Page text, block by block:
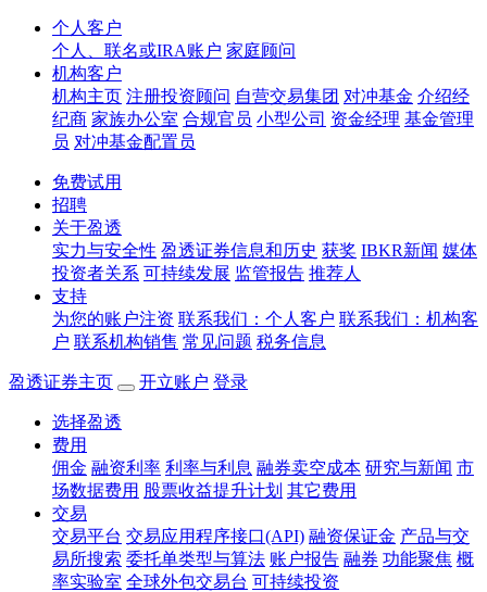
个人客户
个人、联名或IRA账户 家庭顾问
机构客户
机构主页 注册投资顾问 自营交易集团 对冲基金 介绍经
纪商 家族办公室 合规官员 小型公司 资金经理 基金管理
员 对冲基金配置员
免费试用
招聘
关于盈透
实力与安全性 盈透证券信息和历史 获奖 IBKR新闻 媒体
投资者关系 可持续发展 监管报告 推荐人
支持
为您的账户注资 联系我们：个人客户 联系我们：机构客
户 联系机构销售 常见问题 税务信息
盈透证券主页 开立账户 登录
选择盈透
费用
佣金 融资利率 利率与利息 融券卖空成本 研究与新闻 市
场数据费用 股票收益提升计划 其它费用
交易
交易平台 交易应用程序接口(API) 融资保证金 产品与交
易所搜索 委托单类型与算法 账户报告 融券 功能聚焦 概
率实验室 全球外包交易台 可持续投资